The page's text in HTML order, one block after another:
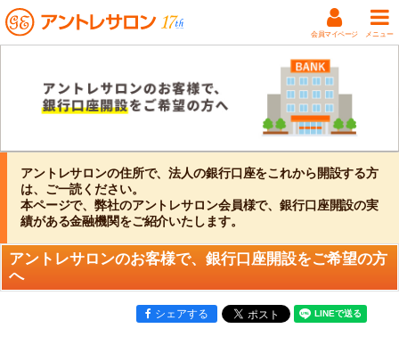
会員マイページ メニュー
アントレサロンの住所で、法人の銀行口座をこれから開設する方
は、ご一読ください。
本ページで、弊社のアントレサロン会員様で、銀行口座開設の実
績がある金融機関をご紹介いたします。
アントレサロンのお客様で、銀行口座開設をご希望の方
へ
シェアする